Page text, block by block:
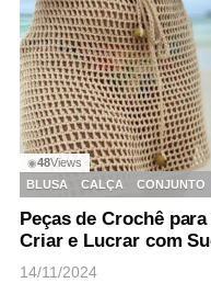
◉48Views
BLUSA
CALÇA CONJUNTO
Peças de Crochê
Criar e Lucrar com
14/11/2024